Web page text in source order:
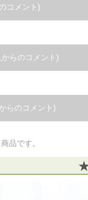
コメント)
らのコメント)
らのコメント)
品です。